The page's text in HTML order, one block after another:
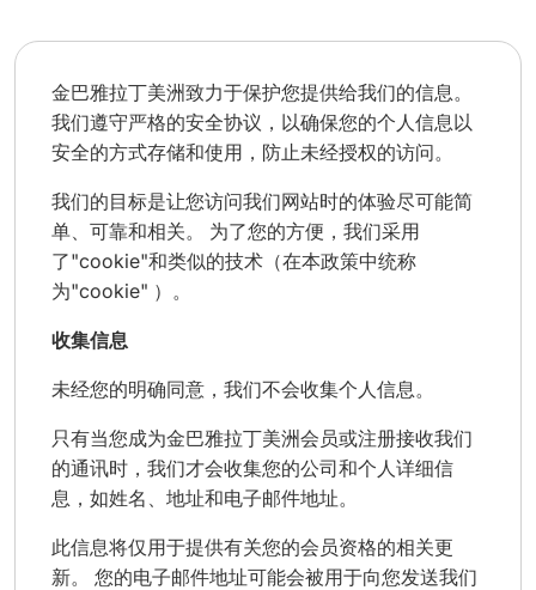
金巴雅拉丁美洲致力于保护您提供给我们的信息。
我们遵守严格的安全协议，以确保您的个人信息以
安全的方式存储和使用，防止未经授权的访问。
我们的目标是让您访问我们网站时的体验尽可能简
单、可靠和相关。 为了您的方便，我们采用
了"cookie"和类似的技术（在本政策中统称
为"cookie" ）。
收集信息
未经您的明确同意，我们不会收集个人信息。
只有当您成为金巴雅拉丁美洲会员或注册接收我们
的通讯时，我们才会收集您的公司和个人详细信
息，如姓名、地址和电子邮件地址。
此信息将仅用于提供有关您的会员资格的相关更
新。 您的电子邮件地址可能会被用于向您发送我们